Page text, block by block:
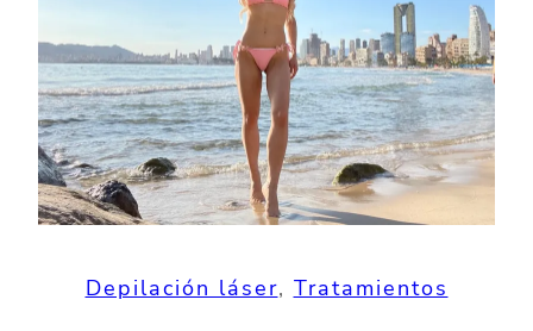
Depilación láser, Tratamientos